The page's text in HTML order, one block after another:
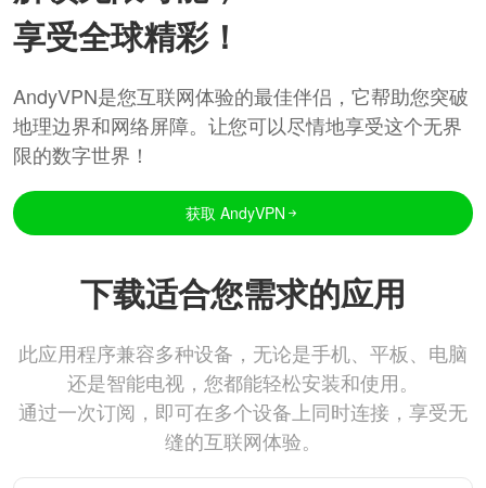
享受全球精彩！
AndyVPN是您互联网体验的最佳伴侣，它帮助您突破
地理边界和网络屏障。让您可以尽情地享受这个无界
限的数字世界！
获取 AndyVPN
下载适合您需求的应用
此应用程序兼容多种设备，无论是手机、平板、电脑
还是智能电视，您都能轻松安装和使用。
通过一次订阅，即可在多个设备上同时连接，享受无
缝的互联网体验。